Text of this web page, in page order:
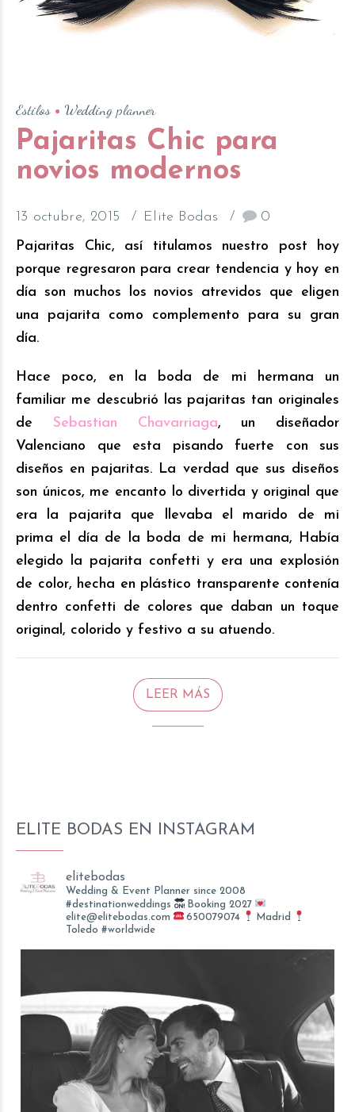
Estilos Wedding planner
Pajaritas Chic para
novios modernos
13 octubre, 2015 Elite Bodas
0
Pajaritas Chic, así titulamos nuestro post hoy
porque regresaron para crear tendencia y hoy en
día son muchos los novios atrevidos que eligen
una pajarita como complemento para su gran
día.
Hace poco, en la boda de mi hermana un
familiar me descubrió las pajaritas tan originales
de Sebastian Chavarriaga, un diseñador
Valenciano que esta pisando fuerte con sus
diseños en pajaritas. La verdad que sus diseños
son únicos, me encanto lo divertida y original que
era la pajarita que llevaba el marido de mi
prima el día de la boda de mi hermana, Había
elegido la pajarita confetti y era una explosión
de color, hecha en plástico transparente contenía
dentro confetti de colores que daban un toque
original, colorido y festivo a su atuendo.
LEER MÁS
ELITE BODAS EN INSTAGRAM
elitebodas
Wedding & Event Planner since 2008
#destinationweddings
Booking 2027
elite@elitebodas.com
650079074
Madrid
Toledo #worldwide